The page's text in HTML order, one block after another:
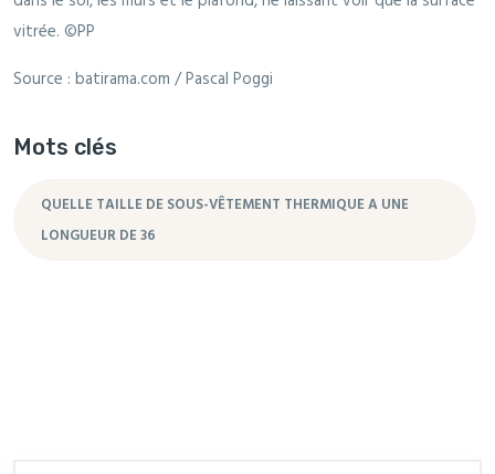
vitrée. ©PP
Source : batirama.com / Pascal Poggi
Mots clés
QUELLE TAILLE DE SOUS-VÊTEMENT THERMIQUE A UNE
LONGUEUR DE 36